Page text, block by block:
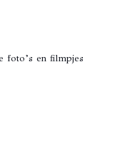
foto’s en filmpjes